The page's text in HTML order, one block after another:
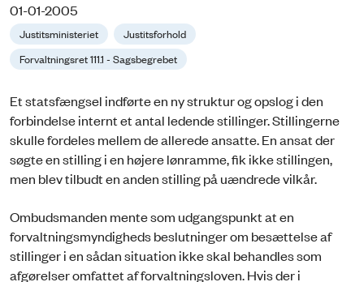
01-01-2005
Justitsministeriet
Justitsforhold
Forvaltningsret 111.1 - Sagsbegrebet
Et statsfængsel indførte en ny struktur og opslog i den
forbindelse internt et antal ledende stillinger. Stillingerne
skulle fordeles mellem de allerede ansatte. En ansat der
søgte en stilling i en højere lønramme, fik ikke stillingen,
men blev tilbudt en anden stilling på uændrede vilkår.
Ombudsmanden mente som udgangspunkt at en
forvaltningsmyndigheds beslutninger om besættelse af
stillinger i en sådan situation ikke skal behandles som
afgørelser omfattet af forvaltningsloven. Hvis der i